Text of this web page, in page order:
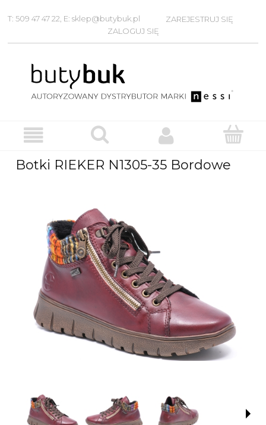
T: 509 47 47 22, E: sklep@butybuk.pl
ZAREJESTRUJ SIĘ
ZALOGUJ SIĘ
Botki RIEKER N1305-35 Bordowe